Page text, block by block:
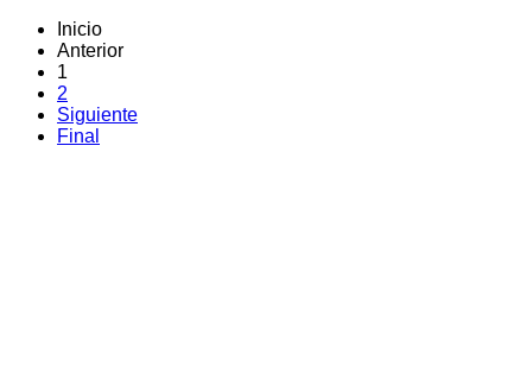
Inicio
Anterior
1
2
Siguiente
Final